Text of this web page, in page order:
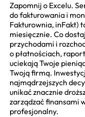
Zapomnij o Excelu.
do fakturowania i
Fakturownia, inFakt)
miesięcznie. Co
przychodami i
o płatnościach,
uciekają Twoje
Twoją firmą.
najmądrzejszych
unikać znacznie
zarządzać finansami
profesjonalny.